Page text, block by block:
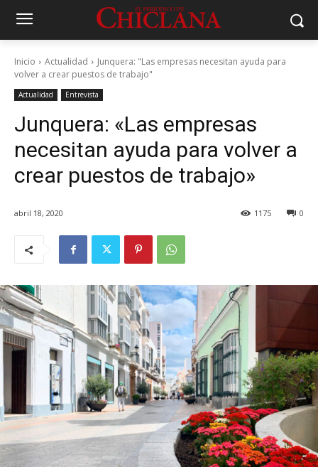
Inicio Actualidad
Junquera: "Las empresas necesitan ayuda para
volver a crear puestos de trabajo"
Actualidad Entrevista
Junquera: «Las empresas
necesitan ayuda para volver a
crear puestos de trabajo»
abril 18, 2020 0
1175